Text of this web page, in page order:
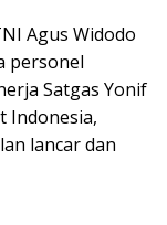
Agus Widodo
personel
Satgas Yonif
Indonesia,
lancar dan